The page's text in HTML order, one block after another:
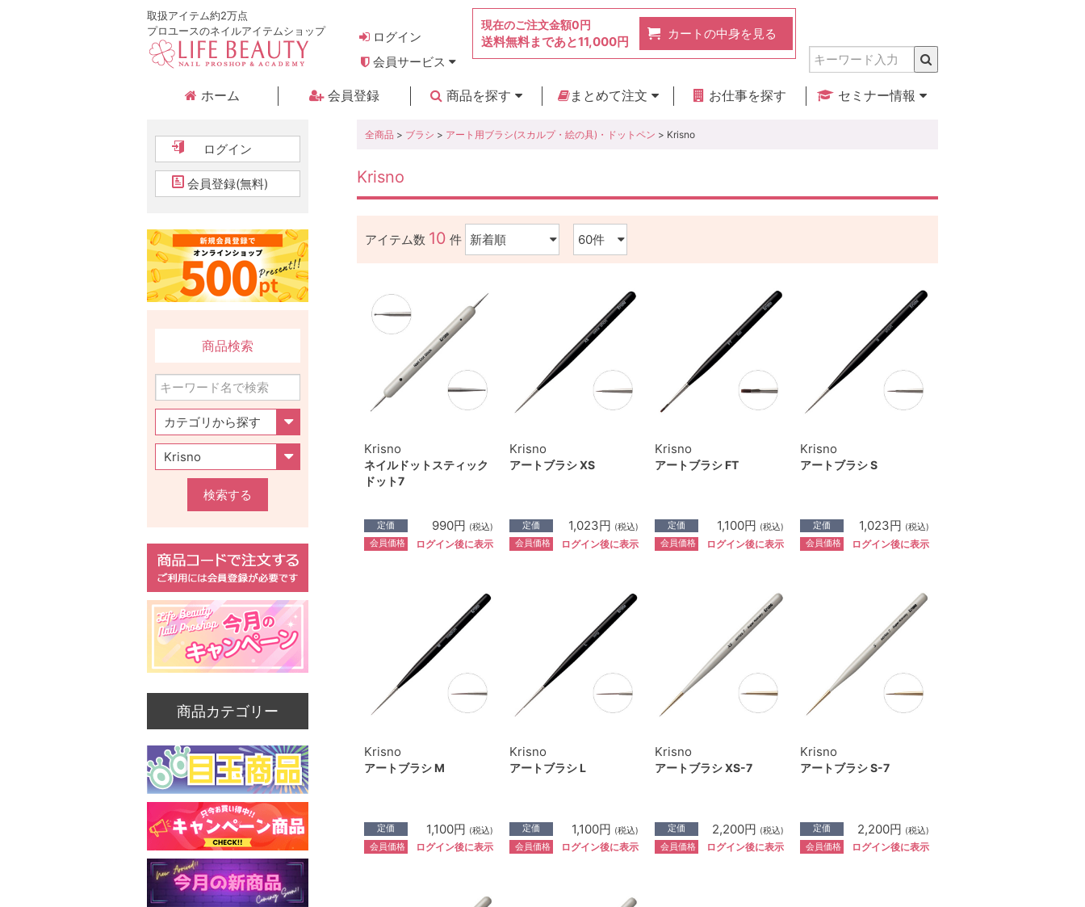
取扱アイテム約2万点
プロユースのネイルアイテムショップ
ログイン
会員サービス
現在のご注文金額0円
送料無料まであと11,000円
カートの中身を見る
ホーム 会員登録
商品を探す
まとめて注文
お仕事を探す
セミナー情報
全商品 > ブラシ > アート用ブラシ(スカルプ・絵の具)・ドットペン > Krisno
Krisno
アイテム数 10 件
Krisno
ネイルドットスティック
ドット7
定価 990円 (税込)
会員価格 ログイン後に表示
Krisno
アートブラシ XS
定価 1,023円 (税込)
会員価格 ログイン後に表示
Krisno
アートブラシ FT
定価 1,100円 (税込)
会員価格 ログイン後に表示
Krisno
アートブラシ S
定価 1,023円 (税込)
会員価格 ログイン後に表示
Krisno
アートブラシ M
定価 1,100円 (税込)
会員価格 ログイン後に表示
Krisno
アートブラシ L
定価 1,100円 (税込)
会員価格 ログイン後に表示
Krisno
アートブラシ XS-7
定価 2,200円 (税込)
会員価格 ログイン後に表示
Krisno
アートブラシ S-7
定価 2,200円 (税込)
会員価格 ログイン後に表示
ログイン
会員登録(無料)
商品検索
検索する
商品カテゴリー